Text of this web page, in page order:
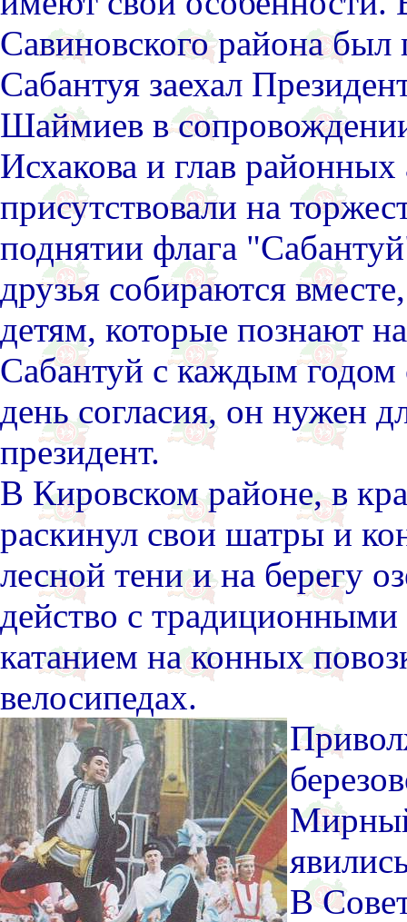
Савиновского района был
Сабантуя заехал
Шаймиев в
Исхакова и глав
присутствовали на
поднятии флага
друзья собираются
детям, которые познают
Сабантуй с каждым годом
день согласия, он нужен
президент.
В Кировском районе, в
раскинул свои шатры и
лесной тени и на берегу
действо с
катанием на конных
велосипедах.
В